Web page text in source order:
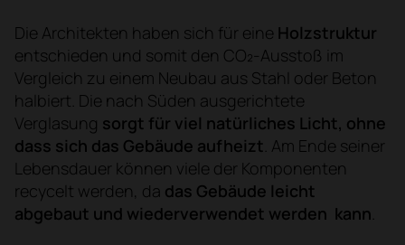
Die Architekten haben sich für eine Holzstruktur
entschieden und somit den CO₂-Ausstoß im
Vergleich zu einem Neubau aus Stahl oder Beton
halbiert. Die nach Süden ausgerichtete
Verglasung sorgt für viel natürliches Licht, ohne
dass sich das Gebäude aufheizt. Am Ende seiner
Lebensdauer können viele der Komponenten
recycelt werden, da das Gebäude leicht
abgebaut und wiederverwendet werden kann.